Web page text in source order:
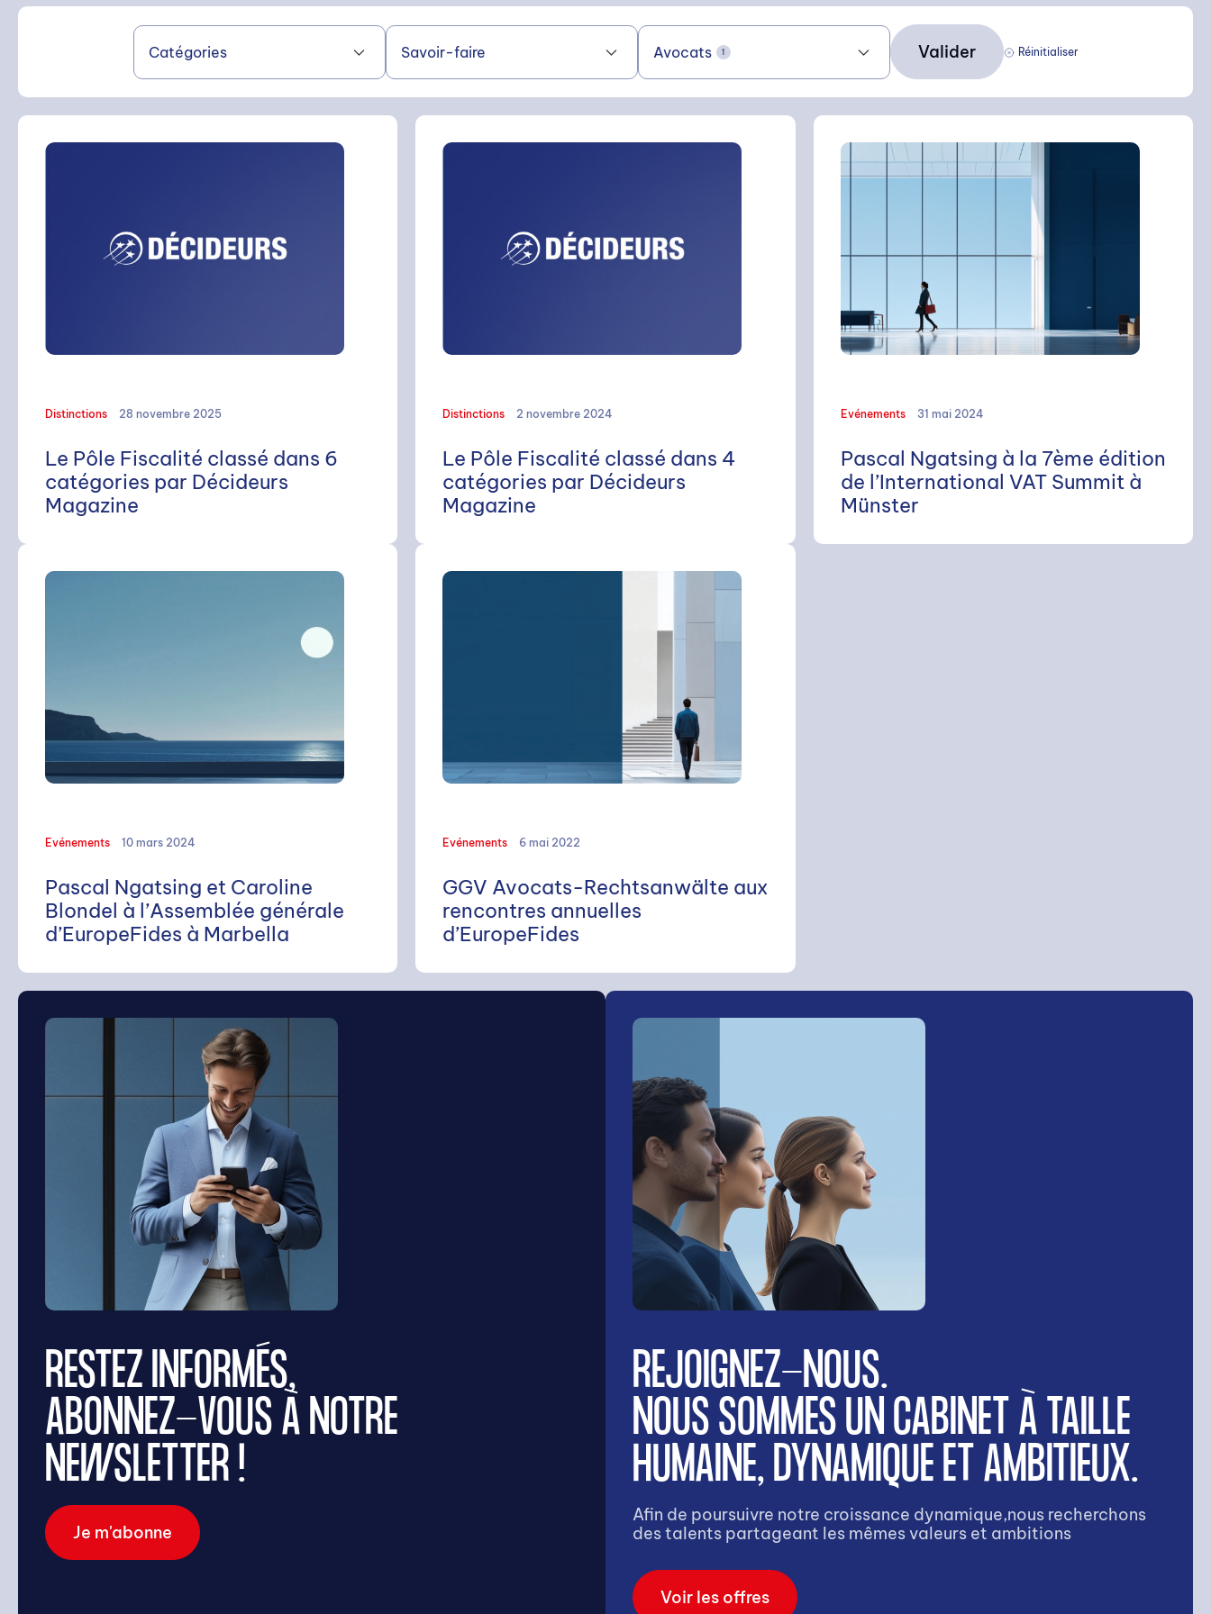
RECHERCHE
Rechercher
Catégories Savoir-faire Avocats 1 Valider Réinitialiser
Distinctions 28 novembre 2025
Le Pôle Fiscalité classé dans 6
catégories par Décideurs
Magazine
Distinctions 2 novembre 2024
Le Pôle Fiscalité classé dans 4
catégories par Décideurs
Magazine
Evénements 31 mai 2024
Pascal Ngatsing à la 7ème édition
de l’International VAT Summit à
Münster
Evénements 10 mars 2024
Pascal Ngatsing et Caroline
Blondel à l’Assemblée générale
d’EuropeFides à Marbella
Evénements 6 mai 2022
GGV Avocats-Rechtsanwälte aux
rencontres annuelles
d’EuropeFides
RESTEZ INFORMÉS,
ABONNEZ-VOUS À NOTRE
NEWSLETTER !
Je m'abonne
REJOIGNEZ-NOUS.
NOUS SOMMES UN CABINET À TAILLE
HUMAINE, DYNAMIQUE ET AMBITIEUX.
Afin de poursuivre notre croissance dynamique,nous recherchons
des talents partageant les mêmes valeurs et ambitions
Voir les offres